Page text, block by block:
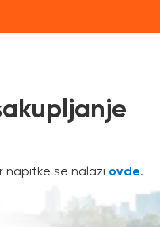
napitke se nalazi ovde.